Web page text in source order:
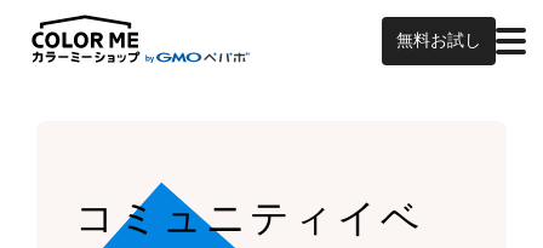
無料お試し
コミュニティイベ